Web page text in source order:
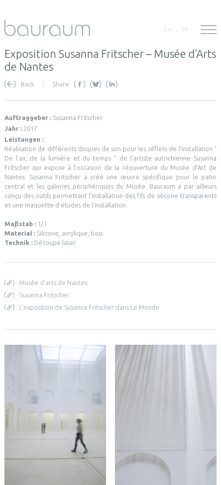
EN FR
Exposition Susanna Fritscher – Musée d’Arts
de Nantes
Back Share
Auftraggeber : Susanna Fritscher
Jahr : 2017
Leistungen :
Réalisation de différents disques de son pour les sifflets de l’installation “
De l’air, de la lumière et du temps “ de l’artiste autrichienne Susanna
Fritscher qui expose à l’occasion de la réouverture du Musée d’Art de
Nantes. Susanna Fritscher a créé une œuvre spécifique pour le patio
central et les galeries périphériques du Musée. Bauraum a par ailleurs
conçu des outils permettant l’installation des fils de silicone transparents
et une maquette d’études de l’installation.
Maβstab : 1/1
Material : Silicone, acrylique, bois
Technik : Découpe laser
Musée d'arts de Nantes
Susanna Fritscher
L'exposition de Susanna Fritscher dans Le Monde